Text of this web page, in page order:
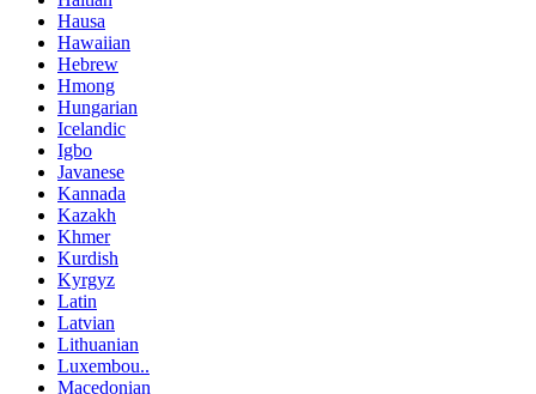
Hausa
Hawaiian
Hebrew
Hmong
Hungarian
Icelandic
Igbo
Javanese
Kannada
Kazakh
Khmer
Kurdish
Kyrgyz
Latin
Latvian
Lithuanian
Luxembou..
Macedonian